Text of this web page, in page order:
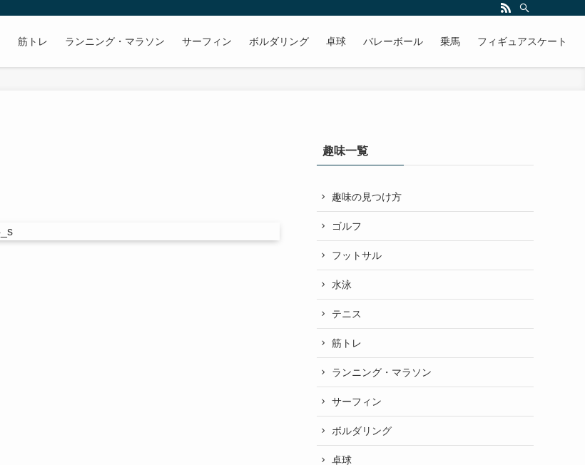
筋トレ ランニング・マラソン サーフィン ボルダリング 卓球 バレーボール 乗馬 フィギュアスケート
趣味一覧
趣味の見つけ方
ゴルフ
フットサル
水泳
テニス
筋トレ
ランニング・マラソン
サーフィン
ボルダリング
卓球